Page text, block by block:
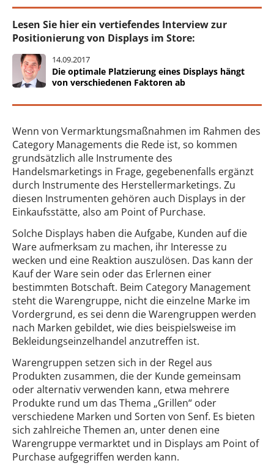
Lesen Sie hier ein vertiefendes Interview zur
Positionierung von Displays im Store:
14.09.2017
Die optimale Platzierung eines Displays hängt
von verschiedenen Faktoren ab
Wenn von Vermarktungsmaßnahmen im Rahmen des
Category Managements die Rede ist, so kommen
grundsätzlich alle Instrumente des
Handelsmarketings in Frage, gegebenenfalls ergänzt
durch Instrumente des Herstellermarketings. Zu
diesen Instrumenten gehören auch Displays in der
Einkaufsstätte, also am Point of Purchase.
Solche Displays haben die Aufgabe, Kunden auf die
Ware aufmerksam zu machen, ihr Interesse zu
wecken und eine Reaktion auszulösen. Das kann der
Kauf der Ware sein oder das Erlernen einer
bestimmten Botschaft. Beim Category Management
steht die Warengruppe, nicht die einzelne Marke im
Vordergrund, es sei denn die Warengruppen werden
nach Marken gebildet, wie dies beispielsweise im
Bekleidungseinzelhandel anzutreffen ist.
Warengruppen setzen sich in der Regel aus
Produkten zusammen, die der Kunde gemeinsam
oder alternativ verwenden kann, etwa mehrere
Produkte rund um das Thema „Grillen“ oder
verschiedene Marken und Sorten von Senf. Es bieten
sich zahlreiche Themen an, unter denen eine
Warengruppe vermarktet und in Displays am Point of
Purchase aufgegriffen werden kann.